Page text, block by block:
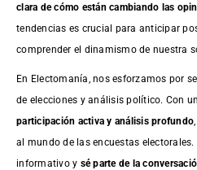
clara de cómo están cambiando las
tendencias es crucial para anticipar
comprender el dinamismo de nuestra
En Electomanía, nos esforzamos por
de elecciones y análisis político. Con
participación activa y análisis profundo
al mundo de las encuestas
informativo y sé parte de la